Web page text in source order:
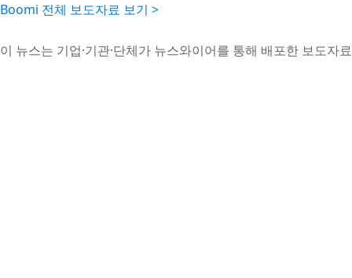
Boomi 전체 보도자료 보기 >
이 뉴스는 기업·기관·단체가 뉴스와이어를 통해 배포한 보도자